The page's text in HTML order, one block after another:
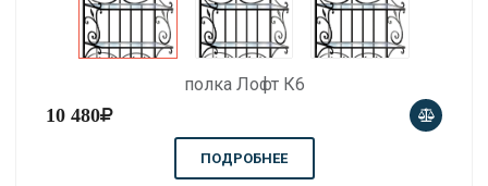
полка Лофт К6
10 480
ПОДРОБНЕЕ